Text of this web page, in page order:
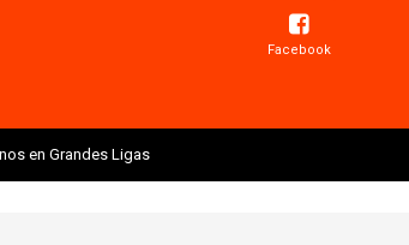
Facebook
en Grandes Ligas